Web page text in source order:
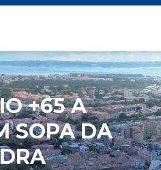
+65 A
SOPA DA